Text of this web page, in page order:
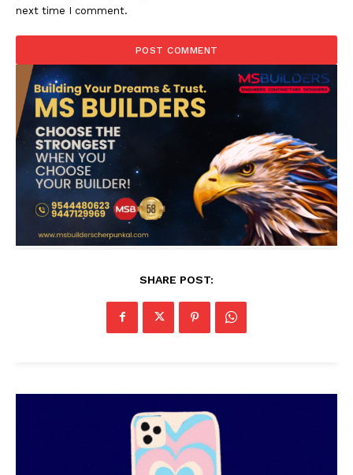
next time I comment.
SHARE POST: